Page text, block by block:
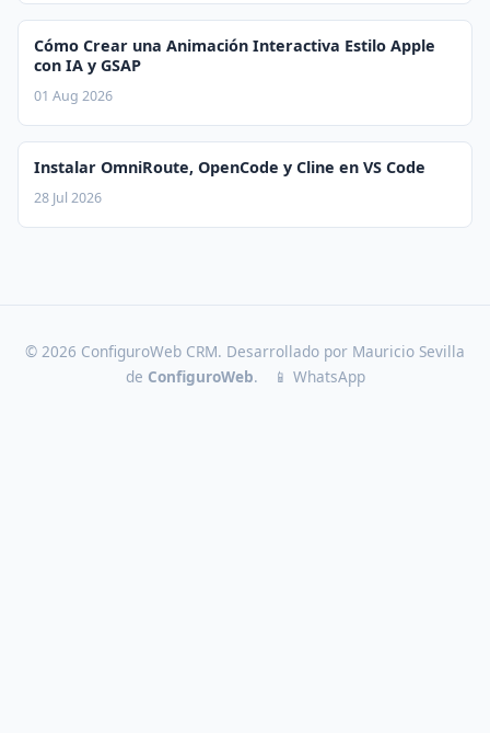
Cómo Crear una Animación Interactiva Estilo Apple
con IA y GSAP
01 Aug 2026
Instalar OmniRoute, OpenCode y Cline en VS Code
28 Jul 2026
© 2026 ConfiguroWeb CRM. Desarrollado por Mauricio Sevilla
de ConfiguroWeb. 📱 WhatsApp